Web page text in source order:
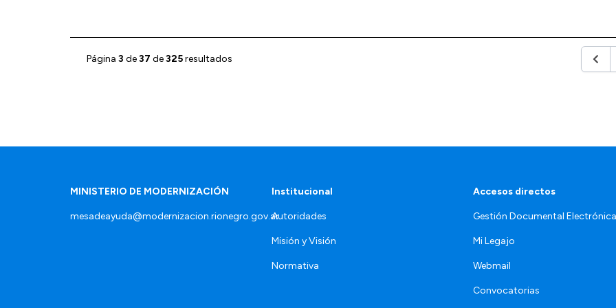
Página 3 de37 de325resultados
MINISTERIO DE MODERNIZACIÓN
mesadeayuda@modernizacion.rionegro.gov.ar
Institucional
Autoridades
Misión y Visión
Normativa
Accesos directos
Gestión Documental Electrónica
Mi Legajo
Webmail
Convocatorias